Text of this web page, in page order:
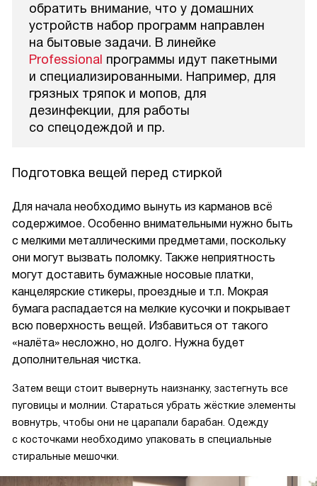
обратить внимание, что у домашних
устройств набор программ направлен
на бытовые задачи. В линейке
Professional программы идут пакетными
и специализированными. Например, для
грязных тряпок и мопов, для
дезинфекции, для работы
со спецодеждой и пр.
Подготовка вещей перед стиркой
Для начала необходимо вынуть из карманов всё
содержимое. Особенно внимательными нужно быть
с мелкими металлическими предметами, поскольку
они могут вызвать поломку. Также неприятность
могут доставить бумажные носовые платки,
канцелярские стикеры, проездные и т.п. Мокрая
бумага распадается на мелкие кусочки и покрывает
всю поверхность вещей. Избавиться от такого
«налёта» несложно, но долго. Нужна будет
дополнительная чистка.
Затем вещи стоит вывернуть наизнанку, застегнуть все
пуговицы и молнии. Стараться убрать жёсткие элементы
вовнутрь, чтобы они не царапали барабан. Одежду
с косточками необходимо упаковать в специальные
стиральные мешочки.